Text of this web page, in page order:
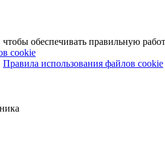
обеспечивать правильную
cookie
Правила использования файлов cookie